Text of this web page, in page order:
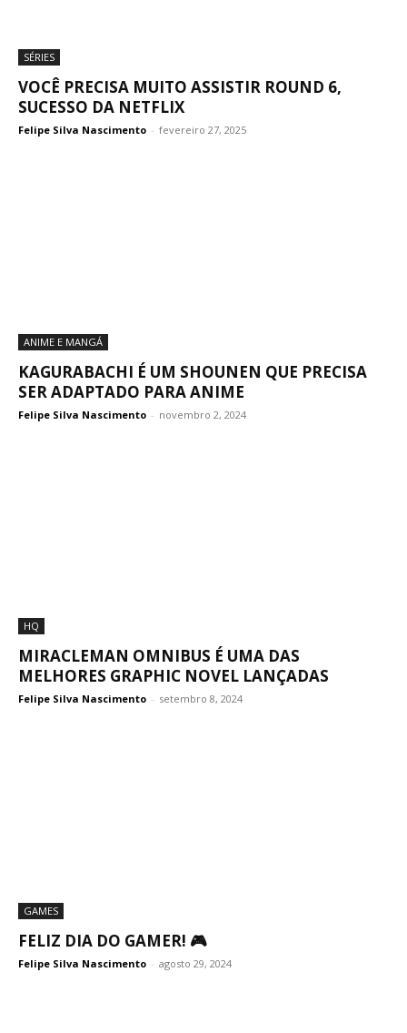
SÉRIES
VOCÊ PRECISA MUITO ASSISTIR ROUND 6,
SUCESSO DA NETFLIX
Felipe Silva Nascimento - fevereiro 27, 2025
ANIME E MANGÁ
KAGURABACHI É UM SHOUNEN QUE PRECISA
SER ADAPTADO PARA ANIME
Felipe Silva Nascimento - novembro 2, 2024
HQ
MIRACLEMAN OMNIBUS É UMA DAS
MELHORES GRAPHIC NOVEL LANÇADAS
Felipe Silva Nascimento - setembro 8, 2024
GAMES
FELIZ DIA DO GAMER! 🎮
Felipe Silva Nascimento - agosto 29, 2024